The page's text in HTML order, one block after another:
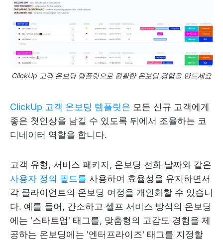
ClickUp 고객 온보딩 템플릿으로 원활한 온보딩 경험을 만드세요
ClickUp 고객 온보딩 템플릿은 모든 신규 고객에게
좋은 첫인상을 남길 수 있도록 뒤에서 조율하는 코
디네이터 역할을 합니다.
고객 유형, 서비스 패키지, 온보딩 전화 날짜와 같은
사용자 정의 필드를 사용하여 효율성을 유지하면서
각 클라이언트의 온보딩 여정을 개인화할 수 있습니
다. 예를 들어, 간소하고 셀프 서비스 방식의 온보딩
에는 '스타트업' 태그를, 맞춤형의 고감도 경험을 제
공하는 온보딩에는 '엔터프라이즈' 태그를 지정할